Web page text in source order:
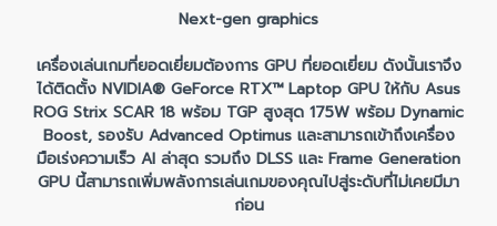
Next-gen graphics
เครื่องเล่นเกมที่ยอดเยี่ยมต้องการ GPU ที่ยอดเยี่ยม ดังนั้นเราจึง
ได้ติดตั้ง NVIDIA® GeForce RTX™ Laptop GPU ให้กับ Asus
ROG Strix SCAR 18 พร้อม TGP สูงสุด 175W พร้อม Dynamic
Boost, รองรับ Advanced Optimus และสามารถเข้าถึงเครื่อง
มือเร่งความเร็ว AI ล่าสุด รวมถึง DLSS และ Frame Generation
GPU นี้สามารถเพิ่มพลังการเล่นเกมของคุณไปสู่ระดับที่ไม่เคยมีมา
ก่อน